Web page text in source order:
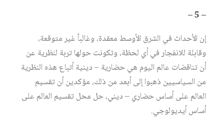
– 5 –
إن الأحداث في الشرق الأوسط معقدة، وغالباً غير متوقعة،
وقابلة للانفجار في أي لحظة، وتكونت حولها تربة لنظرية عن
أن تناقضات عالم اليوم هي حضارية – دينية أتباع هذه النظرية
من السياسيين ذهبوا إلى أبعد من ذلك، مؤكدين أن تقسيم
العالم على أساس حضاري – ديني، حل محل تقسيم العالم على
أساس أيديولوجي.